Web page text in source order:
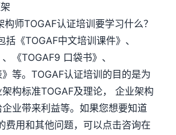
师TOGAF认证培训要学习什么？
括《TOGAF中文培训课件》、
《TOGAF9 口袋书》、
》等。TOGAF认证培训的目的是为
构标准TOGAF及理论， 企业架构
业带来利益等。如果您想要知道
费用和其他问题，可以点击咨询在